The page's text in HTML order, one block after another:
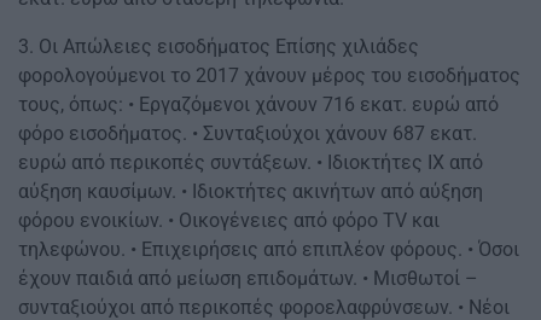
3. Οι Απώλειες εισοδήματος Επίσης χιλιάδες
φορολογούμενοι το 2017 χάνουν μέρος του εισοδήματος
τους, όπως: • Εργαζόμενοι χάνουν 716 εκατ. ευρώ από
φόρο εισοδήματος. • Συνταξιούχοι χάνουν 687 εκατ.
ευρώ από περικοπές συντάξεων. • Ιδιοκτήτες ΙΧ από
αύξηση καυσίμων. • Ιδιοκτήτες ακινήτων από αύξηση
φόρου ενοικίων. • Οικογένειες από φόρο ΤV και
τηλεφώνου. • Επιχειρήσεις από επιπλέον φόρους. • Όσοι
έχουν παιδιά από μείωση επιδομάτων. • Μισθωτοί –
συνταξιούχοι από περικοπές φοροελαφρύνσεων. • Νέοι